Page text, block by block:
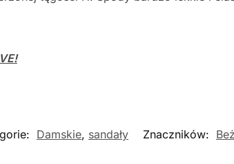
Damskie, sandały Znaczników: